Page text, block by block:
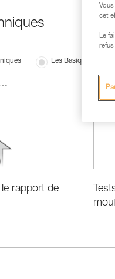
Les Basiques
rapport de
cet
Le
refus